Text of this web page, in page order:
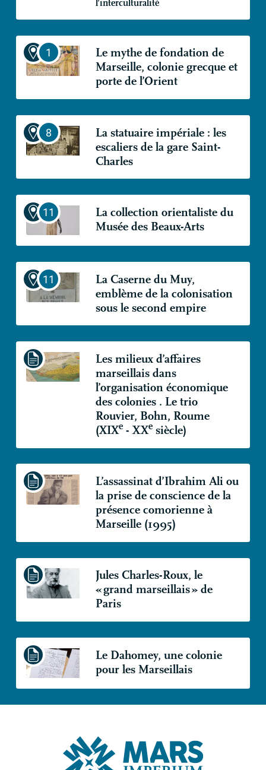
l’interculturalité
Le mythe de fondation de
Marseille, colonie grecque et
porte de l’Orient
La statuaire impériale : les
escaliers de la gare Saint-
Charles
La collection orientaliste du
Musée des Beaux-Arts
La Caserne du Muy,
emblème de la colonisation
sous le second empire
Les milieux d’affaires
marseillais dans
l’organisation économique
des colonies . Le trio
Rouvier, Bohn, Roume
(XIXe-XXesiècle)
L’assassinat d’Ibrahim Ali ou
la prise de conscience de la
présence comorienne à
Marseille (1995)
Jules Charles-Roux, le
«grand marseillais» de
Paris
Le Dahomey, une colonie
pour les Marseillais